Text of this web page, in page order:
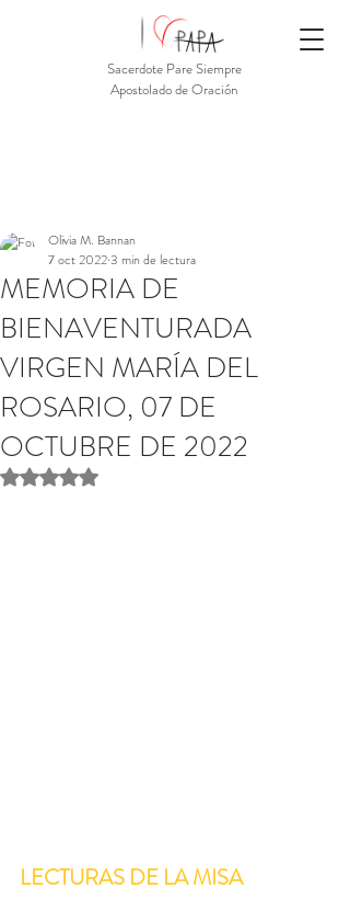
Sacerdote Pare Siempre
Apostolado de Oración
MEMORIA DE
BIENAVENTURADA
VIRGEN MARÍA DEL
ROSARIO, 07 DE
OCTUBRE DE 2022
Olivia M. Bannan
7 oct 20223 min de lectura
Obtuvo NaN de 5 estrellas.
LECTURAS DE LA MISA